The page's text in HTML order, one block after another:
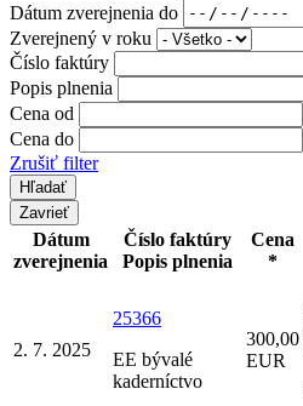
Dátum zverejnenia do
Zverejnený v roku
Číslo faktúry
Popis plnenia
Cena od
Cena do
Zrušiť filter
Zavrieť
Dátum
zverejnenia
Číslo faktúry
Popis plnenia
Cena
*
2. 7. 2025
25366
EE bývalé
kaderníctvo
300,00
EUR